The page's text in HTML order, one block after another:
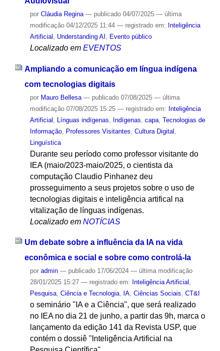
por Cláudia Regina — publicado04/07/2025 — última
modificação04/12/2025 11:44 — registrado em: Inteligência
Artificial
Understanding AI Evento público
Localizado em EVENTOS
Ampliando a comunicação em língua indígena
com tecnologias digitais
por Mauro Bellesa — publicado07/08/2025 — última
modificação07/08/2025 15:25 — registrado em: Inteligência
Artificial
Línguas indígenas Indígenas capa, Tecnologias de
Informação, Professores Visitantes Cultura Digital
Linguística
Durante seu período como professor visitante do
IEA (maio/2023-maio/2025, o cientista da
computação Claudio Pinhanez deu
prosseguimento a seus projetos sobre o uso de
tecnologias digitais e inteligência artifical na
vitalização de línguas indígenas.
Localizado em NOTÍCIAS
Um debate sobre a influência da IA na vida
econômica e social e sobre como controlá-la
por admin — publicado17/06/2024 — última modificação
28/01/2025 15:27 — registrado em: Inteligência Artificial ,
Pesquisa, Ciência e Tecnologia, IA, Ciências Sociais, CT&I
o seminário "IA e a Ciência", que será realizado
no IEA no dia 21 de junho, a partir das 9h, marca o
lançamento da edição 141 da Revista USP, que
contém o dossiê "Inteligência Artificial na